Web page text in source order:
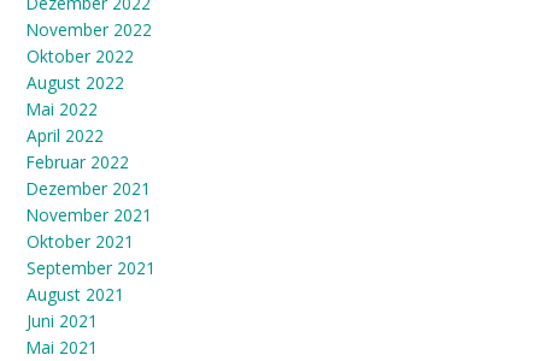
November 2022
Oktober 2022
August 2022
Mai 2022
April 2022
Februar 2022
Dezember 2021
November 2021
Oktober 2021
September 2021
August 2021
Juni 2021
Mai 2021